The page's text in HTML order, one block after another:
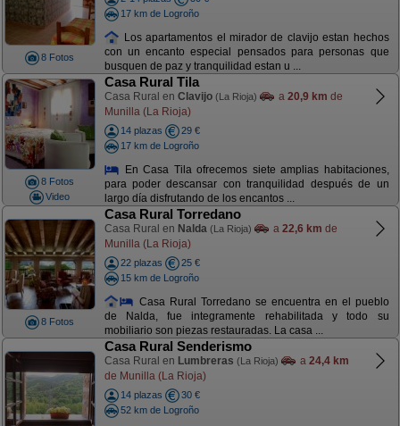
8 Fotos
17 km de Logroño
Los apartamentos el mirador de clavijo estan hechos
con un encanto especial pensados para personas que
busquen de paz y tranquilidad estan u ...
8 Fotos
Video
Casa Rural Tila
Casa Rural en Clavijo (La Rioja) a 20,9 km de
Munilla (La Rioja)
14 plazas
29 €
17 km de Logroño
En Casa Tila ofrecemos siete amplias habitaciones,
para poder descansar con tranquilidad después de un
largo día disfrutando de los encantos ...
8 Fotos
Casa Rural Torredano
Casa Rural en Nalda (La Rioja) a 22,6 km de
Munilla (La Rioja)
22 plazas
25 €
15 km de Logroño
Casa Rural Torredano se encuentra en el pueblo
de Nalda, fue integramente rehabilitada y todo su
mobiliario son piezas restauradas. La casa ...
Casa Rural Senderismo
Casa Rural en Lumbreras (La Rioja) a 24,4 km
de Munilla (La Rioja)
14 plazas
30 €
52 km de Logroño